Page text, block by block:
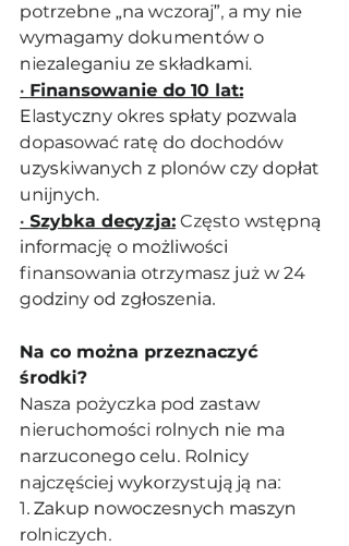
potrzebne „na wczoraj”, a my nie
wymagamy dokumentów o
niezaleganiu ze składkami.
• Finansowanie do 10 lat:
Elastyczny okres spłaty pozwala
dopasować ratę do dochodów
uzyskiwanych z plonów czy dopłat
unijnych.
• Szybka decyzja: Często wstępną
informację o możliwości
finansowania otrzymasz już w 24
godziny od zgłoszenia.
Na co można przeznaczyć
środki?
Nasza pożyczka pod zastaw
nieruchomości rolnych nie ma
narzuconego celu. Rolnicy
najczęściej wykorzystują ją na:
1. Zakup nowoczesnych maszyn
rolniczych.